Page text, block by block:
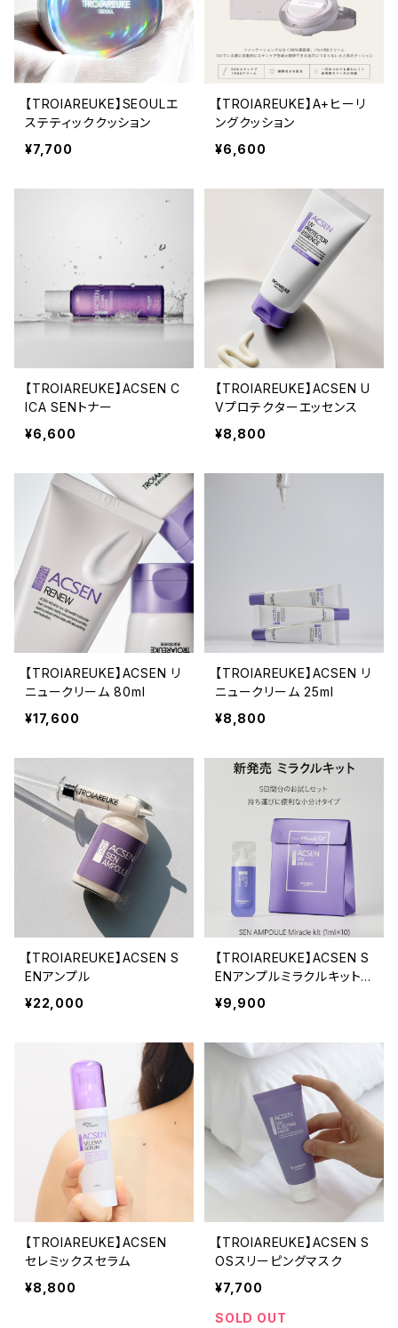
【TROIAREUKE】SEOULエ
ステティッククッション
¥7,700
【TROIAREUKE】A+ヒーリ
ングクッション
¥6,600
【TROIAREUKE】ACSEN C
ICA SENトナー
¥6,600
【TROIAREUKE】ACSEN U
Vプロテクターエッセンス
¥8,800
【TROIAREUKE】ACSEN リ
ニュークリーム 80ml
¥17,600
【TROIAREUKE】ACSEN リ
ニュークリーム 25ml
¥8,800
【TROIAREUKE】ACSEN S
ENアンプル
¥22,000
【TROIAREUKE】ACSEN S
ENアンプルミラクルキット 1
0包
¥9,900
【TROIAREUKE】ACSEN
セレミックスセラム
¥8,800
【TROIAREUKE】ACSEN S
OSスリーピングマスク
¥7,700
SOLD OUT